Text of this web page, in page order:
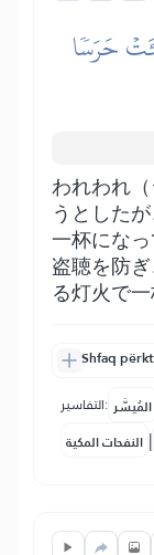
حَرَسٗا
われわれ
うとした
一杯にな
盗聴を防
る灯火で一
Shfaq
التفاسير: المُيسَّر
النفحات المكية |